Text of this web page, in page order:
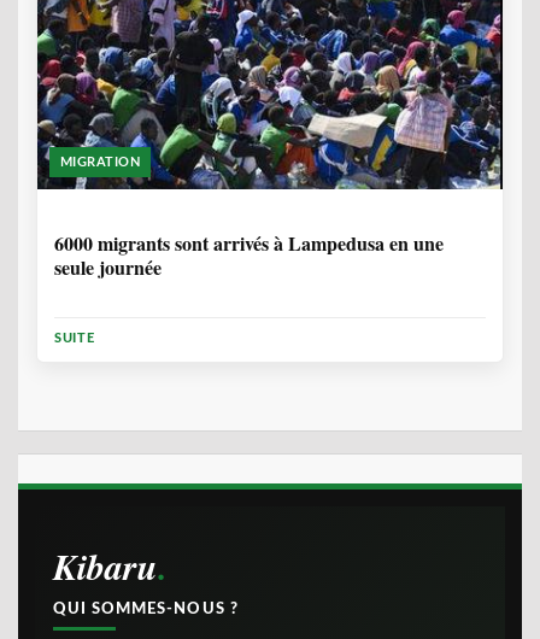
MIGRATION
6000 migrants sont arrivés à Lampedusa en une
seule journée
SUITE
Kibaru
QUI SOMMES-NOUS ?